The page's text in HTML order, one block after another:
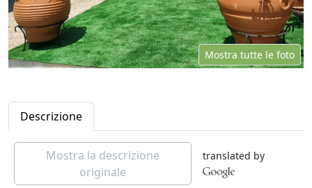
Mostra tutte le foto
Descrizione
Mostra la descrizione
originale
translated by